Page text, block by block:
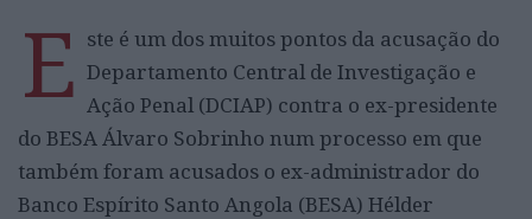
E ste é um dos muitos pontos da acusação do
Departamento Central de Investigação e
Ação Penal (DCIAP) contra o ex-presidente
do BESA Álvaro Sobrinho num processo em que
também foram acusados o ex-administrador do
Banco Espírito Santo Angola (BESA) Hélder